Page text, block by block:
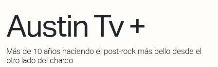
Austin Tv +
Más de 10 años haciendo el post-rock más bello desde el
otro lado del charco.